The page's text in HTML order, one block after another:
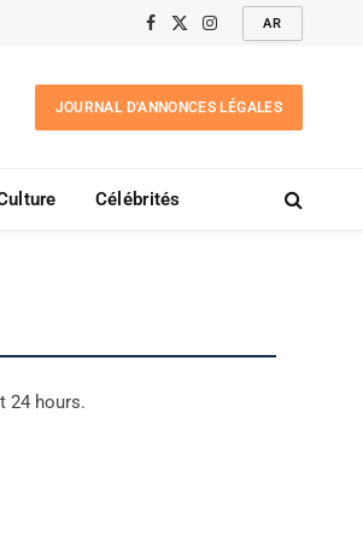
Facebook
X
Instagram
AR
JOURNAL D'ANNONCES LÉGALES
Célébrités
24 hours.